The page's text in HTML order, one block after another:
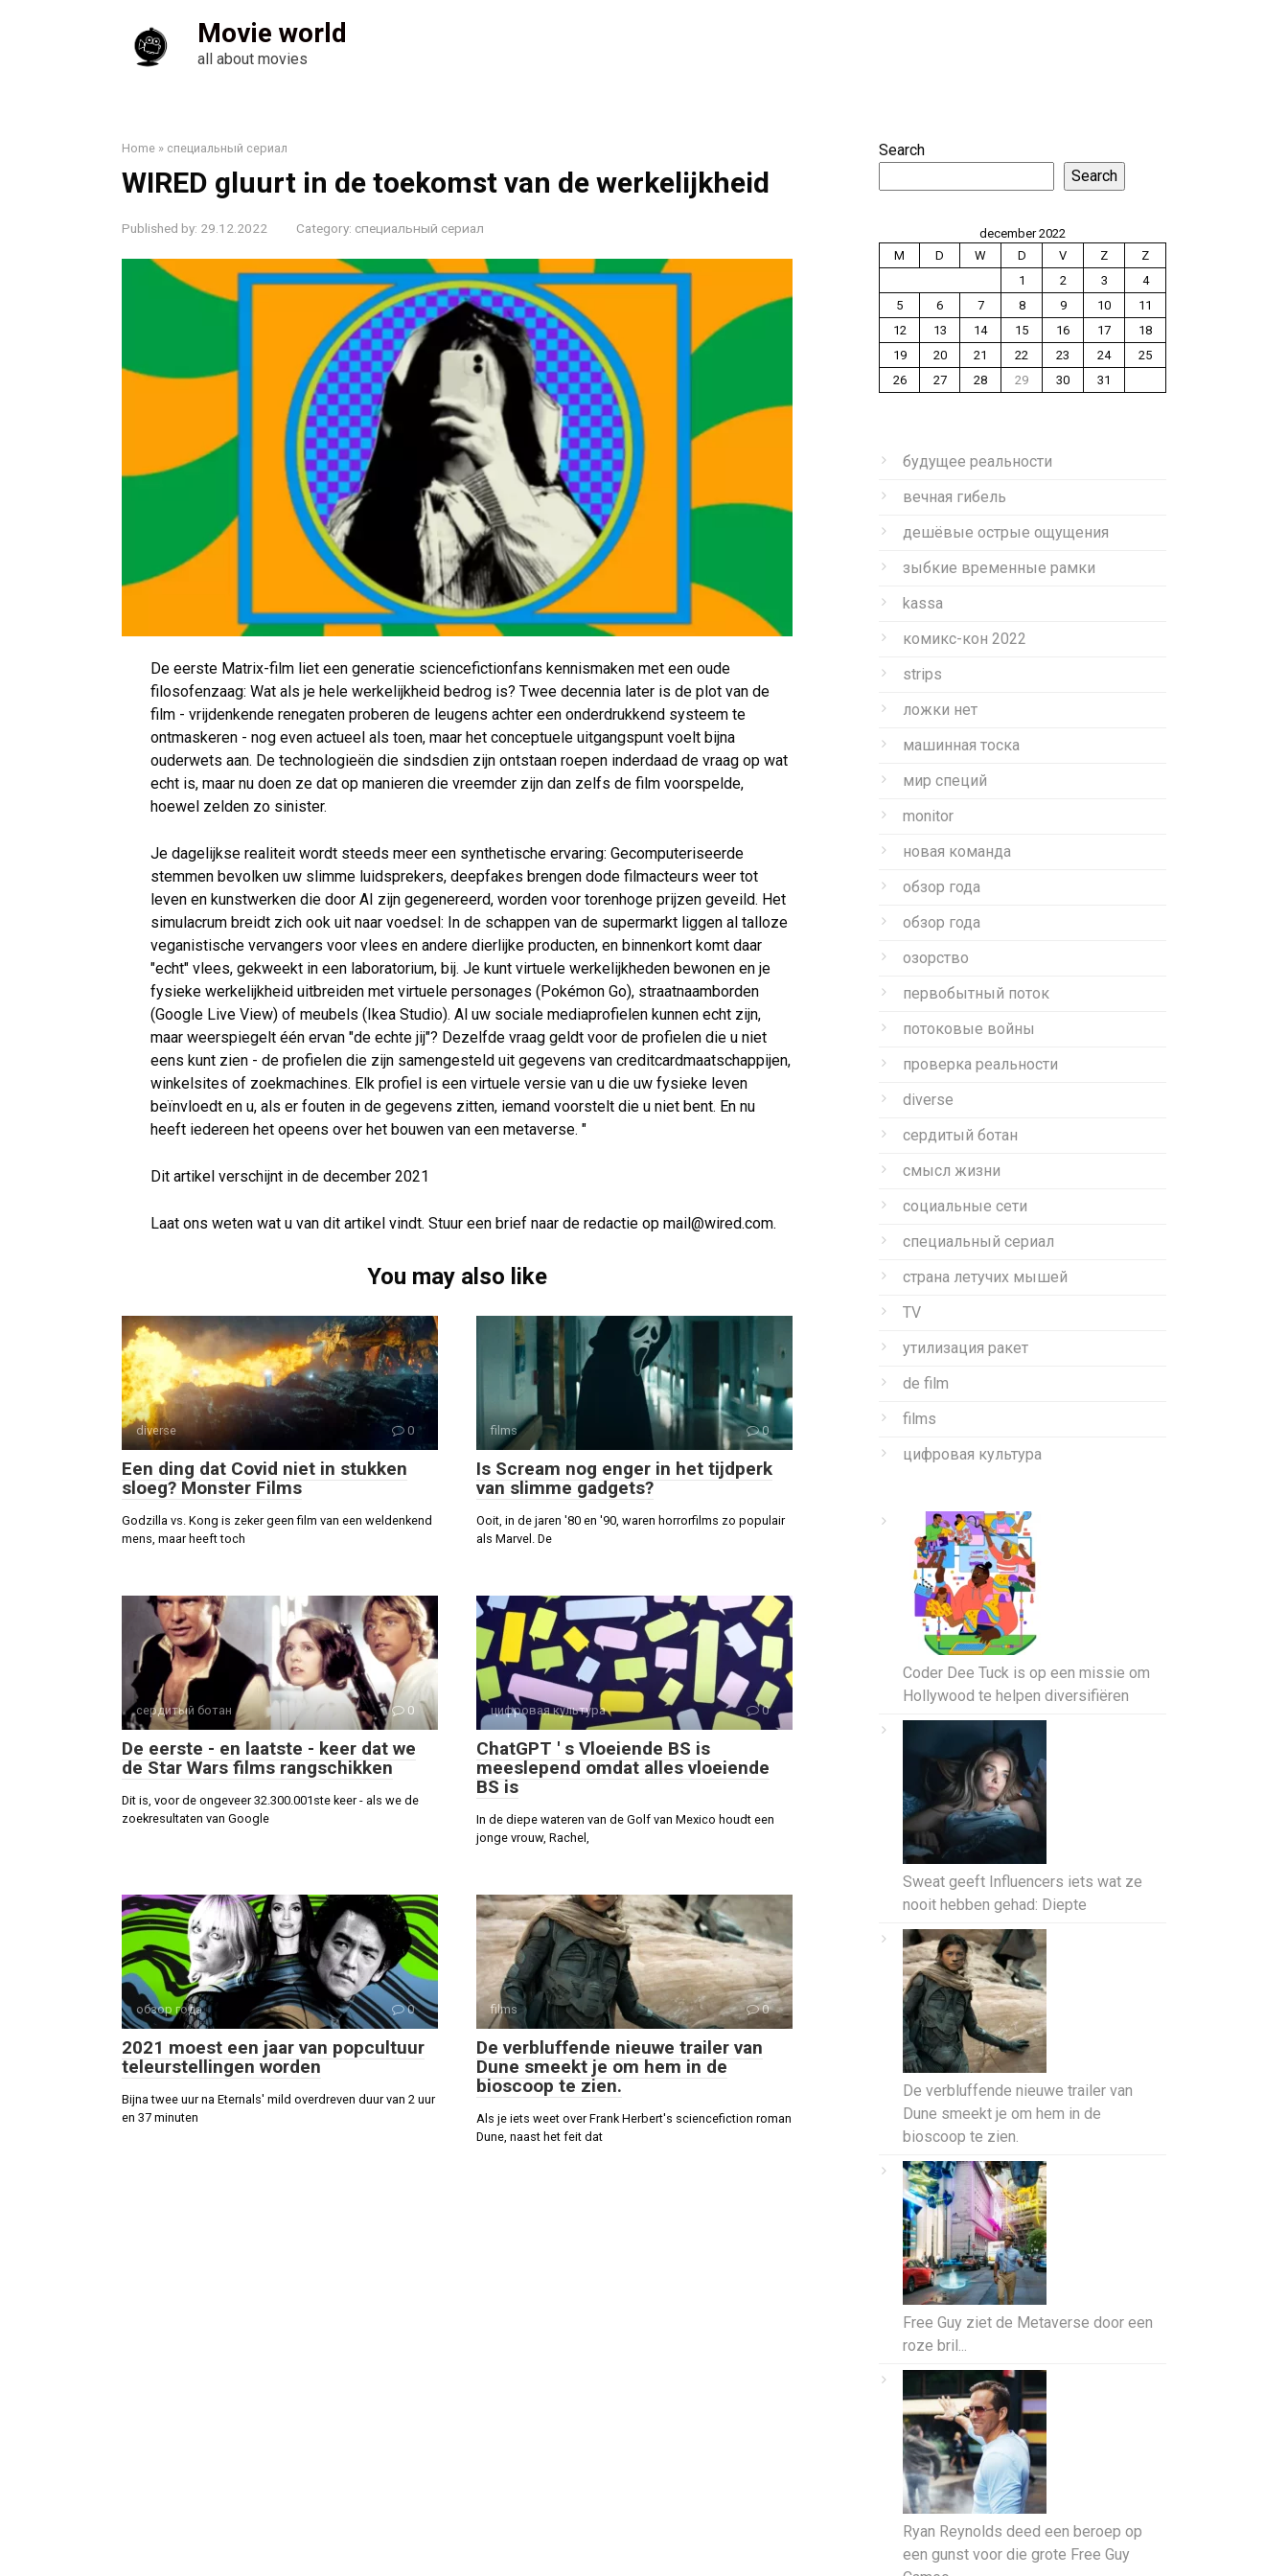
Movie world
all about movies
Home » специальный сериал
WIRED gluurt in de toekomst van de werkelijkheid
Published by: 29.12.2022 Category: специальный сериал
De eerste Matrix-film liet een generatie sciencefictionfans kennismaken met een oude
filosofenzaag: Wat als je hele werkelijkheid bedrog is? Twee decennia later is de plot van de
film - vrijdenkende renegaten proberen de leugens achter een onderdrukkend systeem te
ontmaskeren - nog even actueel als toen, maar het conceptuele uitgangspunt voelt bijna
ouderwets aan. De technologieën die sindsdien zijn ontstaan roepen inderdaad de vraag op wat
echt is, maar nu doen ze dat op manieren die vreemder zijn dan zelfs de film voorspelde,
hoewel zelden zo sinister.
Je dagelijkse realiteit wordt steeds meer een synthetische ervaring: Gecomputeriseerde
stemmen bevolken uw slimme luidsprekers, deepfakes brengen dode filmacteurs weer tot
leven en kunstwerken die door AI zijn gegenereerd, worden voor torenhoge prijzen geveild. Het
simulacrum breidt zich ook uit naar voedsel: In de schappen van de supermarkt liggen al talloze
veganistische vervangers voor vlees en andere dierlijke producten, en binnenkort komt daar
"echt" vlees, gekweekt in een laboratorium, bij. Je kunt virtuele werkelijkheden bewonen en je
fysieke werkelijkheid uitbreiden met virtuele personages (Pokémon Go), straatnaamborden
(Google Live View) of meubels (Ikea Studio). Al uw sociale mediaprofielen kunnen echt zijn,
maar weerspiegelt één ervan "de echte jij"? Dezelfde vraag geldt voor de profielen die u niet
eens kunt zien - de profielen die zijn samengesteld uit gegevens van creditcardmaatschappijen,
winkelsites of zoekmachines. Elk profiel is een virtuele versie van u die uw fysieke leven
beïnvloedt en u, als er fouten in de gegevens zitten, iemand voorstelt die u niet bent. En nu
heeft iedereen het opeens over het bouwen van een metaverse. "
Dit artikel verschijnt in de december 2021
Laat ons weten wat u van dit artikel vindt. Stuur een brief naar de redactie op mail@wired.com.
You may also like
diverse 0
Een ding dat Covid niet in stukken
sloeg? Monster Films
Godzilla vs. Kong is zeker geen film van een weldenkend
mens, maar heeft toch
films 0
Is Scream nog enger in het tijdperk
van slimme gadgets?
Ooit, in de jaren '80 en '90, waren horrorfilms zo populair
als Marvel. De
сердитый ботан 0
De eerste - en laatste - keer dat we
de Star Wars films rangschikken
Dit is, voor de ongeveer 32.300.001ste keer - als we de
zoekresultaten van Google
цифровая культура 0
ChatGPT ' s Vloeiende BS is
meeslepend omdat alles vloeiende
BS is
In de diepe wateren van de Golf van Mexico houdt een
jonge vrouw, Rachel,
обзор года 0
2021 moest een jaar van popcultuur
teleurstellingen worden
Bijna twee uur na Eternals' mild overdreven duur van 2 uur
en 37 minuten
films 0
De verbluffende nieuwe trailer van
Dune smeekt je om hem in de
bioscoop te zien.
Als je iets weet over Frank Herbert's sciencefiction roman
Dune, naast het feit dat
Search
Search
december 2022
M
D W D V Z
Z
1
2 3
4
5
6 7 8 9 10
11
12
13 14 15 16 17
18
19
20 21 22 23 24
25
26
27 28 29 30 31
будущее реальности
вечная гибель
дешёвые острые ощущения
зыбкие временные рамки
kassa
комикс-кон 2022
strips
ложки нет
машинная тоска
мир специй
monitor
новая команда
обзор года
обзор года
озорство
первобытный поток
потоковые войны
проверка реальности
diverse
сердитый ботан
смысл жизни
социальные сети
специальный сериал
страна летучих мышей
TV
утилизация ракет
de film
films
цифровая культура
Coder Dee Tuck is op een missie om
Hollywood te helpen diversifiëren
Sweat geeft Influencers iets wat ze
nooit hebben gehad: Diepte
De verbluffende nieuwe trailer van
Dune smeekt je om hem in de
bioscoop te zien.
Free Guy ziet de Metaverse door een
roze bril...
Ryan Reynolds deed een beroep op
een gunst voor die grote Free Guy